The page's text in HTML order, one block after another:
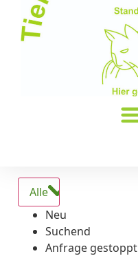
Alle
Neu
Suchend
Anfrage gestoppt